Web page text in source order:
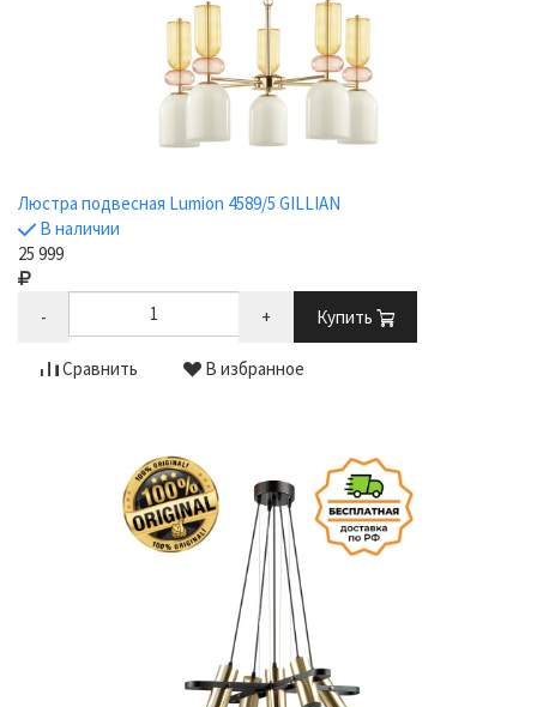
Люстра подвесная Lumion 4589/5 GILLIAN
В наличии
25 999
- + Купить
Сравнить В избранное